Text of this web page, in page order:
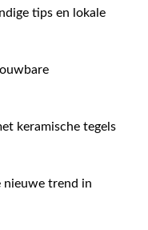
tips en lokale
keramische tegels
nieuwe trend in